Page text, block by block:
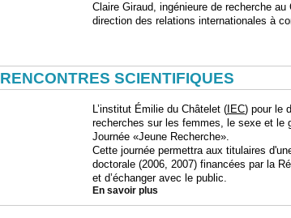
Claire Giraud, ingénieure de recherche
direction des relations internationales à
RENCONTRES SCIENTIFIQUES
L’institut Émilie du Châtelet ( IEC) pour le
recherches sur les femmes, le sexe et le
Journée «Jeune Recherche».
Cette journée permettra aux titulaires
doctorale (2006, 2007) financées par la
et d’échanger avec le public.
En savoir plus